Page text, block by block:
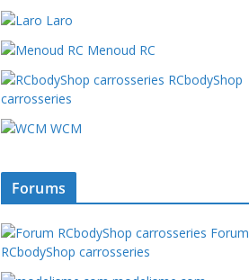
Laro
Menoud RC
RCbodyShop
carrosseries
WCM
Forums
Forum
RCbodyShop carrosseries